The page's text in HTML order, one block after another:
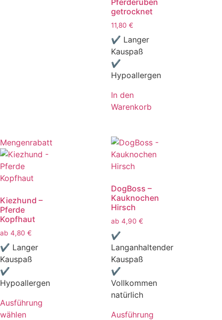
Pferderüben
getrocknet
11,80 €
✔ Langer
Kauspaß
✔
Hypoallergen
In den
Warenkorb
Mengenrabatt
Kiezhund –
Pferde
Kopfhaut
ab 4,80 €
✔ Langer
Kauspaß
✔
Hypoallergen
Ausführung
wählen
DogBoss –
Kauknochen
Hirsch
ab 4,90 €
✔
Langanhaltender
Kauspaß
✔
Vollkommen
natürlich
Ausführung